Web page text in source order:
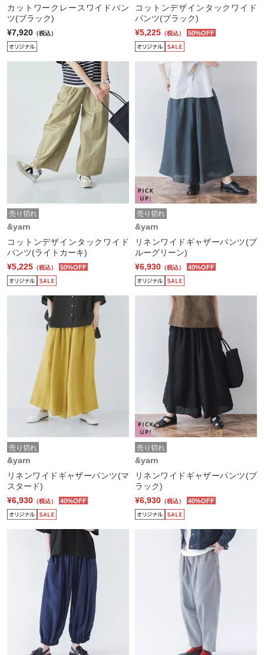
カットワークレースワイドパン
ツ(ブラック)
¥7,920 （税込）
コットンデザインタックワイド
パンツ(ブラック)
¥5,225 （税込） 50%OFF
売り切れ
&yarn
コットンデザインタックワイド
パンツ(ライトカーキ)
¥5,225 （税込） 50%OFF
売り切れ
&yarn
リネンワイドギャザーパンツ(ブ
ルーグリーン)
¥6,930 （税込） 40%OFF
売り切れ
&yarn
リネンワイドギャザーパンツ(マ
スタード)
¥6,930 （税込） 40%OFF
売り切れ
&yarn
リネンワイドギャザーパンツ(ブ
ラック)
¥6,930 （税込） 40%OFF